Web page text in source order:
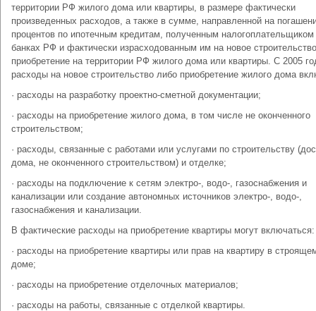
территории РФ жилого дома или квартиры, в размере фактически
произведенных расходов, а также в сумме, направленной на
процентов по ипотечным кредитам, полученным налогоплательщиком
банках РФ и фактически израсходованным им на новое
приобретение на территории РФ жилого дома или квартиры. С 2005
расходы на новое строительство либо приобретение жилого дома
· расходы на разработку проектно-сметной документации;
· расходы на приобретение жилого дома, в том числе не оконченного
строительством;
· расходы, связанные с работами или услугами по строительству
дома, не оконченного строительством) и отделке;
· расходы на подключение к сетям электро-, водо-, газоснабжения и
канализации или создание автономных источников электро-, водо-,
газоснабжения и канализации.
В фактические расходы на приобретение квартиры могут включаться:
· расходы на приобретение квартиры или прав на квартиру в
доме;
· расходы на приобретение отделочных материалов;
· расходы на работы, связанные с отделкой квартиры.